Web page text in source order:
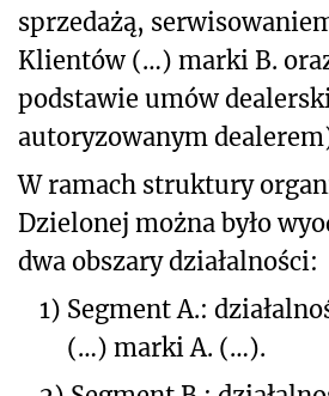
sprzedażą,
Klientów (…) marki B.
podstawie umów
autoryzowanym
W ramach struktury
Dzielonej można było
dwa obszary działalności:
1) Segment A.:
(…) marki A. (…).